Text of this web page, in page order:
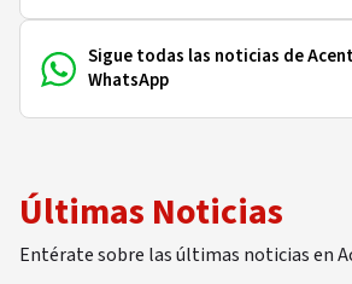
Sigue todas las noticias de
WhatsApp